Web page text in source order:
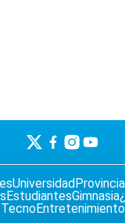
UniversidadProvincia
EstudiantesGimnasia
TecnoEntretenimiento